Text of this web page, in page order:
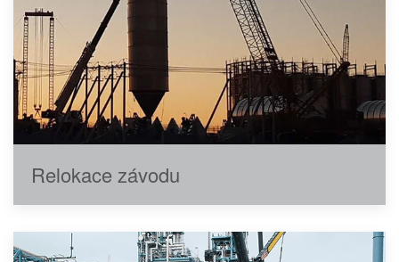
Relokace závodu